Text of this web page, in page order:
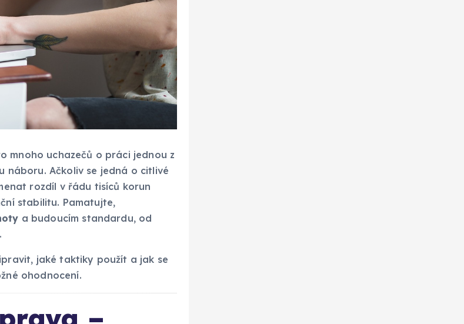
mnoho uchazečů o práci jednou z
náboru. Ačkoliv se jedná o citlivé
rozdíl v řádu tisíců korun
stabilitu. Pamatujte,
a budoucím standardu, od
jaké taktiky použít a jak se
ohodnocení.